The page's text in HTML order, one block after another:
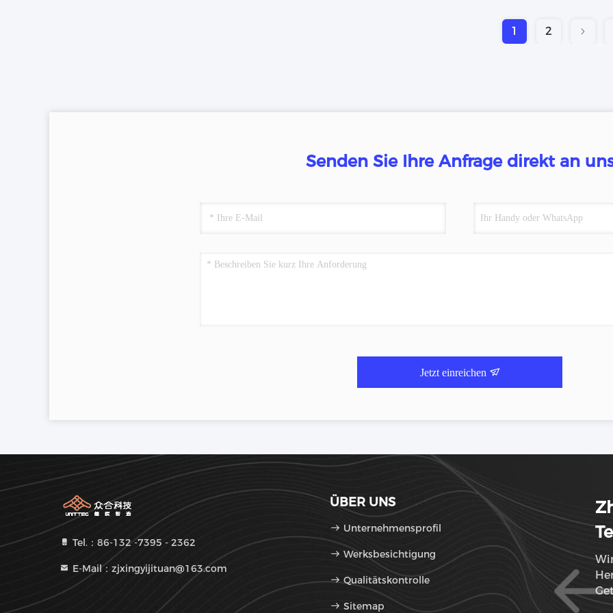
1 2
Senden Sie Ihre Anfrage direkt an
Jetzt einreichen
Tel.：86-132 -7395 - 2362
E-Mail：zjxingyijituan@163.com
ÜBER UNS
Unternehmensprofil
Werksbesichtigung
Qualitätskontrolle
Sitemap